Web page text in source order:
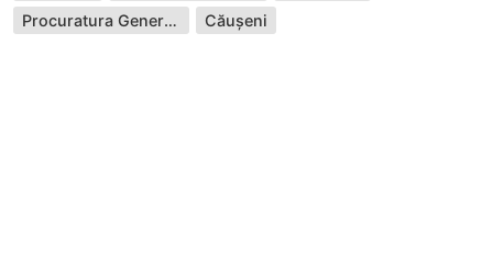
Procuratura Generală
Căușeni